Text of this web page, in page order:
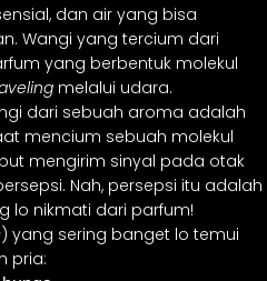
dan air yang bisa
Wangi yang tercium dari
yang berbentuk molekul
melalui udara.
dari sebuah aroma adalah
mencium sebuah molekul
mengirim sinyal pada otak
Nah, persepsi itu adalah
lo nikmati dari parfum!
) yang sering banget lo temui
pria: